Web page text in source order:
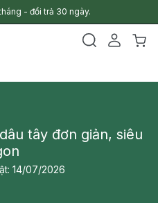
- đổi trả 30 ngày.
tây đơn giản, siêu
14/07/2026